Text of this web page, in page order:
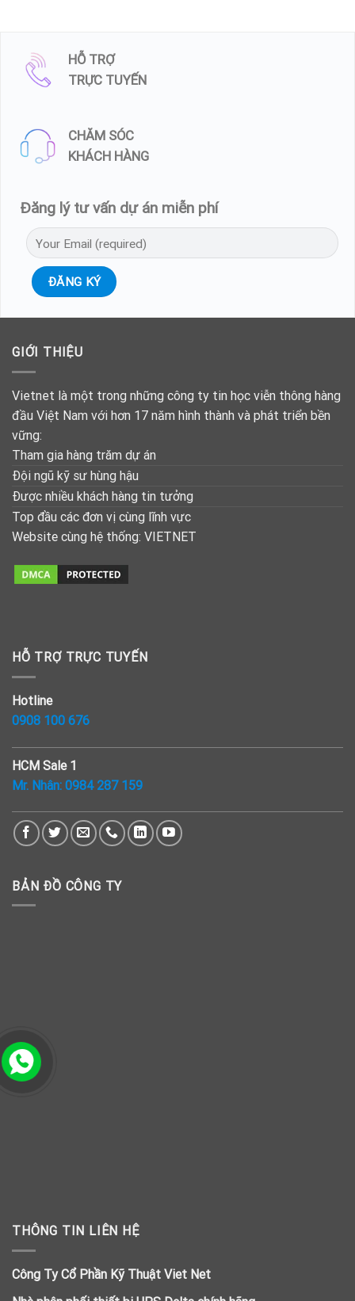
HỖ TRỢ
TRỰC TUYẾN
CHĂM SÓC
KHÁCH HÀNG
Đăng lý tư vấn dự án miễn phí
GIỚI THIỆU
Vietnet là một trong những công ty tin học viễn thông hàng
đầu Việt Nam với hơn 17 năm hình thành và phát triển bền
vững:
Tham gia hàng trăm dự án
Đội ngũ kỹ sư hùng hậu
Được nhiều khách hàng tin tưởng
Top đầu các đơn vị cùng lĩnh vực
Website cùng hệ thống: VIETNET
HỖ TRỢ TRỰC TUYẾN
Hotline
0908 100 676
HCM Sale 1
Mr. Nhân: 0984 287 159
BẢN ĐỒ CÔNG TY
THÔNG TIN LIÊN HỆ
Công Ty Cổ Phần Kỹ Thuật Viet Net